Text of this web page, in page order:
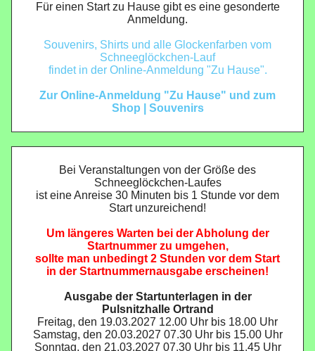
Für einen Start zu Hause gibt es eine gesonderte
Anmeldung.
Souvenirs, Shirts und alle Glockenfarben vom
Schneeglöckchen-Lauf
findet in der Online-Anmeldung "Zu Hause".
Zur Online-Anmeldung "Zu Hause" und zum
Shop | Souvenirs
Bei Veranstaltungen von der Größe des
Schneeglöckchen-Laufes
ist eine Anreise 30 Minuten bis 1 Stunde vor dem
Start unzureichend!
Um längeres Warten bei der Abholung der
Startnummer zu umgehen,
sollte man unbedingt 2 Stunden vor dem Start
in der Startnummernausgabe erscheinen!
Ausgabe der Startunterlagen in der
Pulsnitzhalle Ortrand
Freitag, den 19.03.2027 12.00 Uhr bis 18.00 Uhr
Samstag, den 20.03.2027 07.30 Uhr bis 15.00 Uhr
Sonntag, den 21.03.2027 07.30 Uhr bis 11.45 Uhr